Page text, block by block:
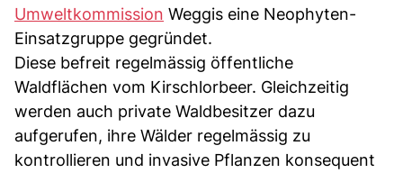
Umweltkommission Weggis eine Neophyten-
Einsatzgruppe gegründet.
Diese befreit regelmässig öffentliche
Waldflächen vom Kirschlorbeer. Gleichzeitig
werden auch private Waldbesitzer dazu
aufgerufen, ihre Wälder regelmässig zu
kontrollieren und invasive Pflanzen konsequent